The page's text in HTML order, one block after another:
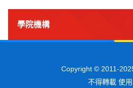
學院機構
Copyright © 2011-
不得轉載 使